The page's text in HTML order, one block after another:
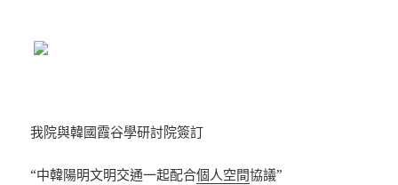
我院與韓國霞谷學研討院簽訂
“中韓陽明文明交通一起配合個人空間協議”